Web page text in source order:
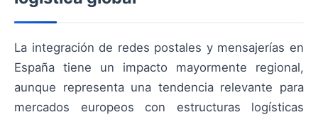
La integración de redes postales y mensajerías en
España tiene un impacto mayormente regional,
aunque representa una tendencia relevante para
mercados europeos con estructuras logísticas